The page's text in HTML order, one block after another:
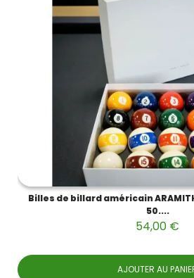
Billes de billard américain
50....
54,00 €
AJOUTER AU